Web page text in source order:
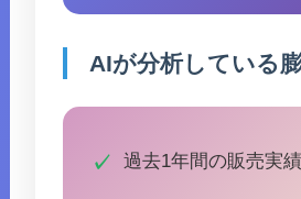
AIが分析している
過去1年間の販売実績